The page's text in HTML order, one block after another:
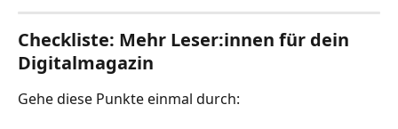
Checkliste: Mehr Leser:innen für dein
Digitalmagazin
Gehe diese Punkte einmal durch: